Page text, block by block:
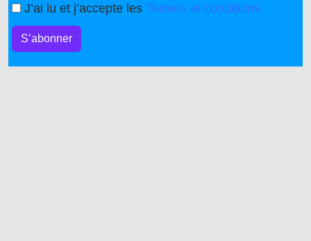
J’ai lu et j’accepte les Termes et conditions
S’abonner